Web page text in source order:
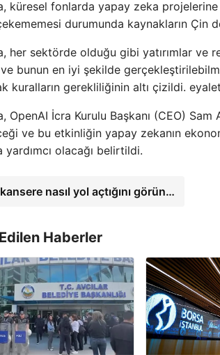
küresel fonlarda yapay zeka projelerine
durumunda kaynakların Çin
her sektörde olduğu gibi yatırımlar ve
bunun en iyi şekilde
kuralların gerekliliğinin altı çizildi.
OpenAI İcra Kurulu Başkanı (CEO)
ve bu etkinliğin yapay zekanın
yardımcı olacağı belirtildi.
nasıl yol açtığını görün…
Haberler